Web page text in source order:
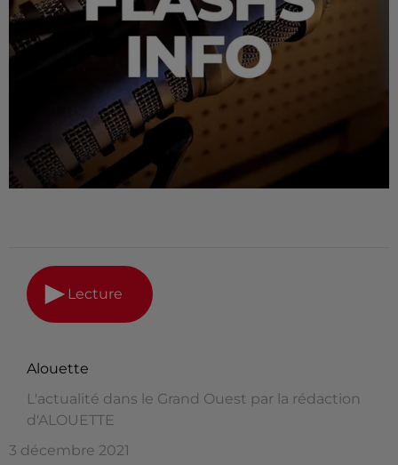
Lecture
Alouette
L'actualité dans le Grand Ouest par la rédaction
d'ALOUETTE
3 décembre 2021